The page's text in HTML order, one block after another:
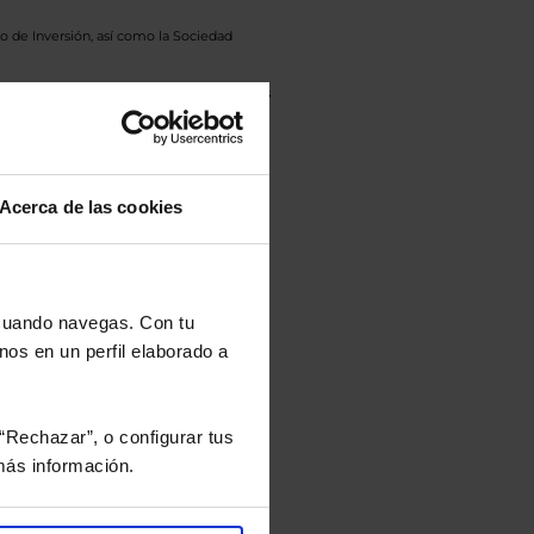
Acerca de las cookies
navegas. Con tu
en un perfil elaborado a
o configurar tus
información.
de Inversión, así como la Sociedad
y el documento de datos fundamentales
de Valor Liquidativo de la sesión
en la divisa Euro.